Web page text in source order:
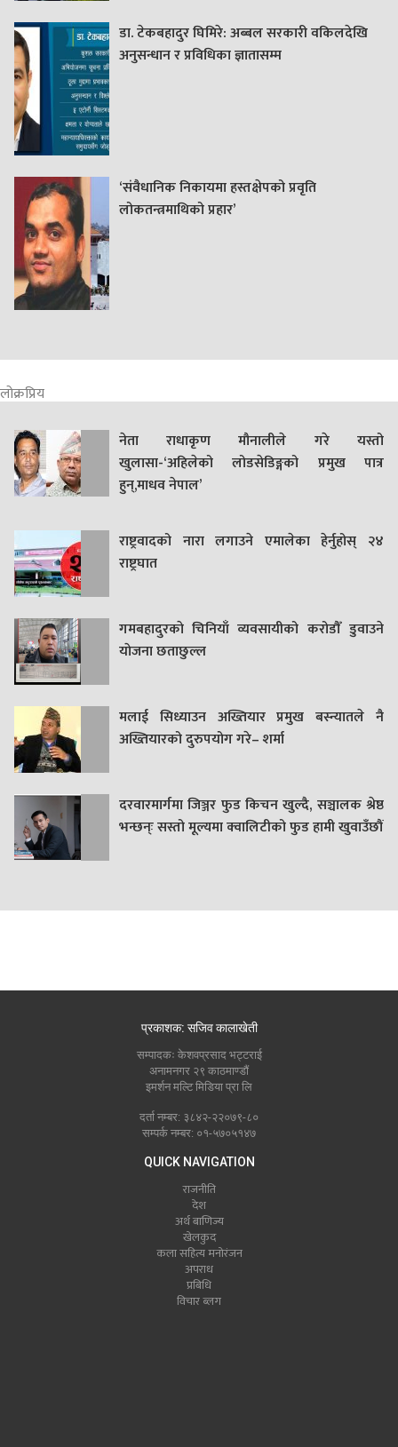
डा. टेकबहादुर घिमिरे: अब्बल सरकारी वकिलदेखि
अनुसन्धान र प्रविधिका ज्ञातासम्म
‘संवैधानिक निकायमा हस्तक्षेपको प्रवृति
लोकतन्त्रमाथिको प्रहार’
लोक्रप्रिय
नेता राधाकृण मौनालीले गरे यस्तो
खुलासा-‘अहिलेको लोडसेडिङ्गको प्रमुख पात्र
हुन्,माधव नेपाल’
राष्ट्रवादको नारा लगाउने एमालेका हेर्नुहोस् २४
राष्ट्रघात
गमबहादुरकाे चिनियाँ व्यवसायीको करोडौँ डुवाउने
याेजना छताछुल्ल
मलाई सिध्याउन अख्तियार प्रमुख बस्न्यातले नै
अख्तियारको दुरुपयोग गरे– शर्मा
दरवारमार्गमा जिञ्जर फुड किचन खुल्दै, सञ्चालक श्रेष्ठ
भन्छन्ः सस्तो मूल्यमा क्वालिटीको फुड हामी खुवाउँछौं
प्रकाशक: सजिव कालाखेती
सम्पादकः केशवप्रसाद भट्टराई
अनामनगर २९ काठमाण्डौं
इमर्शन मल्टि मिडिया प्रा लि
दर्ता नम्बर: ३८४२-२२०७९-८०
सम्पर्क नम्बर: ०१-५७०५१४७
QUICK NAVIGATION
राजनीति
देश
अर्थ बाणिज्य
खेलकुद
कला सहित्य मनोरंजन
अपराध
प्रबिधि
विचार ब्लग